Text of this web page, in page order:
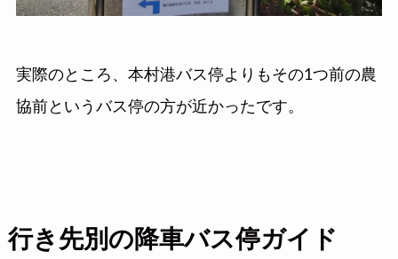
実際のところ、本村港バス停よりもその1つ前の農
協前というバス停の方が近かったです。
行き先別の降車バス停ガイド